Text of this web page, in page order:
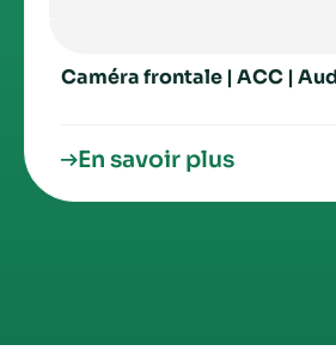
Caméra frontale | ACC |
En savoir plus